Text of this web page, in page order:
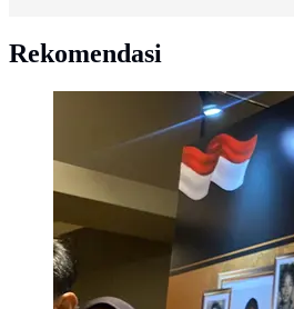
Rekomendasi